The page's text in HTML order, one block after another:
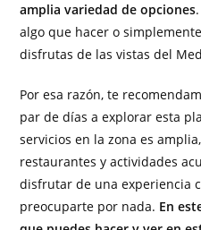
amplia variedad de opciones
algo que hacer o
disfrutas de las vistas del
Por esa razón, te
par de días a explorar esta
servicios en la zona es
restaurantes y actividades
disfrutar de una experiencia
preocuparte por nada. En